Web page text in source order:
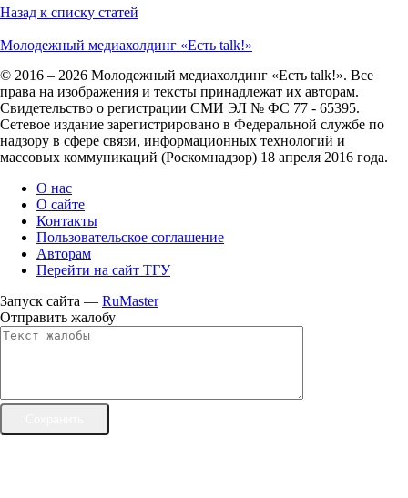
Назад к списку статей
Молодежный медиахолдинг «Есть talk!»
© 2016 – 2026 Молодежный медиахолдинг «Есть talk!». Все
права на изображения и тексты принадлежат их авторам.
Свидетельство о регистрации СМИ ЭЛ № ФС 77 - 65395.
Сетевое издание зарегистрировано в Федеральной службе по
надзору в сфере связи, информационных технологий и
массовых коммуникаций (Роскомнадзор) 18 апреля 2016 года.
О нас
О сайте
Контакты
Пользовательское соглашение
Авторам
Перейти на сайт ТГУ
Запуск сайта — RuMaster
Отправить жалобу